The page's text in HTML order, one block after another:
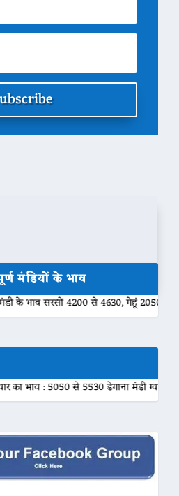
मंडियों के भाव
4200 से 4630, गेहूं 2050 से 2280,
से 5530 डेगाना मंडी ग्वार का भाव :